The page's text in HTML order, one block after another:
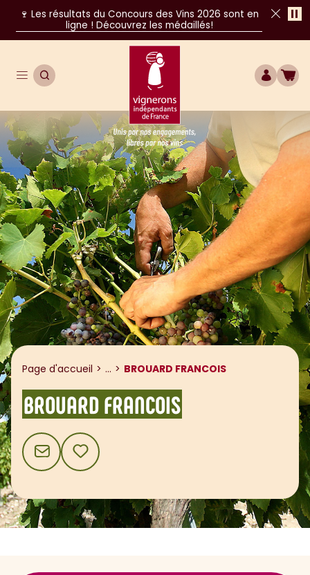
🍷 Les résultats du Concours des Vins 2026 sont en
ligne ! Découvrez les médaillés!
Ouvrir le menu de navigation
OUVRIR LA RECHERCHE
Unis par nos engagements, libres par
COMPTE
Page d'accueil ... Afficher le fil d'ariane
BROUARD FRANCOIS
BROUARD FRANCOIS
CONTACTAJOUTER AUX FAVORIS